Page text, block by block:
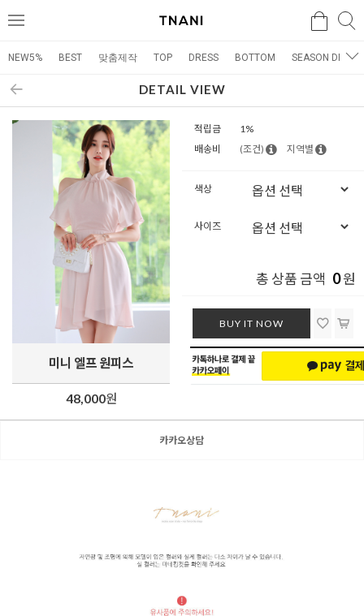
메
검색
NEW5% BEST 맞춤제작 TOP DRESS BOTTOM SEASON DRESS
DETAIL VIEW
미니 엘프 원피스
48,000원
적립금
1%
배송비
(조건) 지역별
색상
사이즈
총 상품 금액 0원
BUY IT NOW
카카오상담